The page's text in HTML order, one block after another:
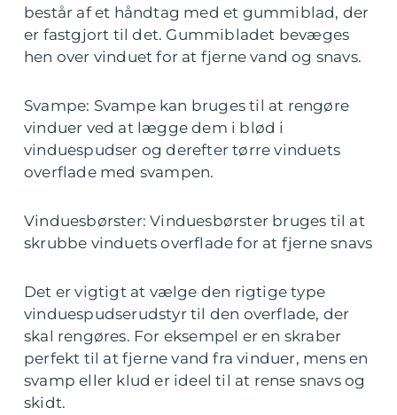
består af et håndtag med et gummiblad, der
er fastgjort til det. Gummibladet bevæges
hen over vinduet for at fjerne vand og snavs.
Svampe: Svampe kan bruges til at rengøre
vinduer ved at lægge dem i blød i
vinduespudser og derefter tørre vinduets
overflade med svampen.
Vinduesbørster: Vinduesbørster bruges til at
skrubbe vinduets overflade for at fjerne snavs
Det er vigtigt at vælge den rigtige type
vinduespudserudstyr til den overflade, der
skal rengøres. For eksempel er en skraber
perfekt til at fjerne vand fra vinduer, mens en
svamp eller klud er ideel til at rense snavs og
skidt.